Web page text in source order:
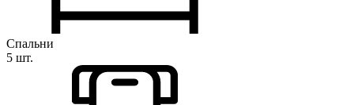
Спальни
5 шт.